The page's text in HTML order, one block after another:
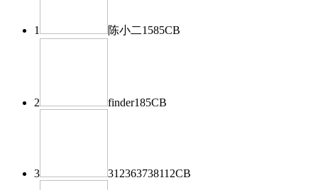
1 陈小二1585CB
2 finder185CB
3 312363738112CB